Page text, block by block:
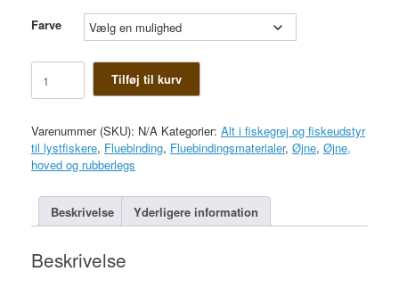
Farve
A.
jensen
Shrimp
#S
antal
Tilføj til kurv
Varenummer (SKU): N/A Kategorier: Alt i fiskegrej og fiskeudstyr
til lystfiskere, Fluebinding, Fluebindingsmaterialer, Øjne, Øjne,
hoved og rubberlegs
Beskrivelse Yderligere information
Beskrivelse